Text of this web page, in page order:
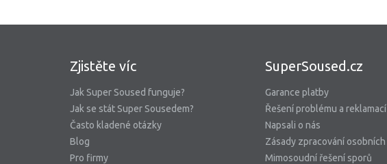
Zjistěte víc
Jak Super Soused funguje?
Jak se stát Super Sousedem?
Často kladené otázky
Blog
Pro firmy
SuperSoused.cz
Garance platby
Řešení problému a reklamací
Napsali o nás
Zásady zpracování osobních
Mimosoudní řešení sporů